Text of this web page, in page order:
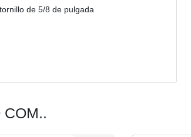
de 5/8 de pulgada
COM..